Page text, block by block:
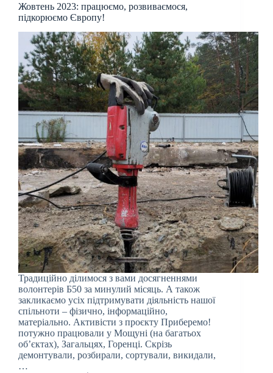
Жовтень 2023: працюємо, розвиваємося,
підкорюємо Європу!
Традиційно ділимося з вами досягненнями
волонтерів Б50 за минулий місяць. А також
закликаємо усіх підтримувати діяльність нашої
спільноти – фізично, інформаційно,
матеріально. Активісти з проєкту Приберемо!
потужно працювали у Мощуні (на багатьох
об’єктах), Загальцях, Горенці. Скрізь
демонтували, розбирали, сортували, викидали,
…